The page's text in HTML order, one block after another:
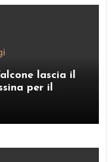
lascia il
per il